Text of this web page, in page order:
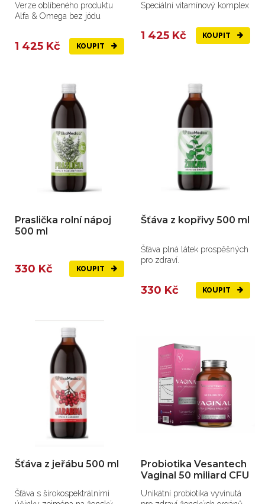
Verze oblíbeného produktu
Alfa & Omega bez jódu
1 425 Kč KOUPIT
Speciální vitamínový komplex
1 425 Kč KOUPIT
Praslička rolní nápoj
500 ml
330 Kč KOUPIT
Šťáva z kopřivy 500 ml
Šťáva plná látek prospěšných
pro zdraví.
330 Kč KOUPIT
Šťáva z jeřábu 500 ml
Šťáva s širokospektrálními
Probiotika Vesantech
Vaginal 50 miliard CFU
Unikátní probiotika vyvinutá